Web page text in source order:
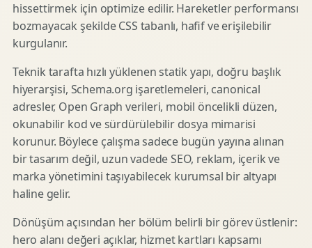
hissettirmek için optimize edilir. Hareketler performansı
bozmayacak şekilde CSS tabanlı, hafif ve erişilebilir
kurgulanır.
Teknik tarafta hızlı yüklenen statik yapı, doğru başlık
hiyerarşisi, Schema.org işaretlemeleri, canonical
adresler, Open Graph verileri, mobil öncelikli düzen,
okunabilir kod ve sürdürülebilir dosya mimarisi
korunur. Böylece çalışma sadece bugün yayına alınan
bir tasarım değil, uzun vadede SEO, reklam, içerik ve
marka yönetimini taşıyabilecek kurumsal bir altyapı
haline gelir.
Dönüşüm açısından her bölüm belirli bir görev üstlenir:
hero alanı değeri açıklar, hizmet kartları kapsamı